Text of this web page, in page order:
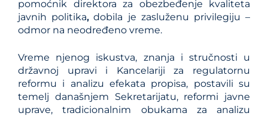
pomoćnik direktora za obezbeđenje kvaliteta
javnih politika,dobila je zasluženu privilegiju –
odmor na neodređeno vreme.
Vreme njenog iskustva, znanja i stručnosti u
državnoj upravi i Kancelariji za regulatornu
reformu i analizu efekata propisa, postavili su
temelj današnjem Sekretarijatu, reformi javne
uprave, tradicionalnim obukama za analizu